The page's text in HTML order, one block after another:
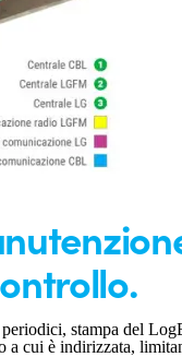
stampa del
cui è indirizzata,